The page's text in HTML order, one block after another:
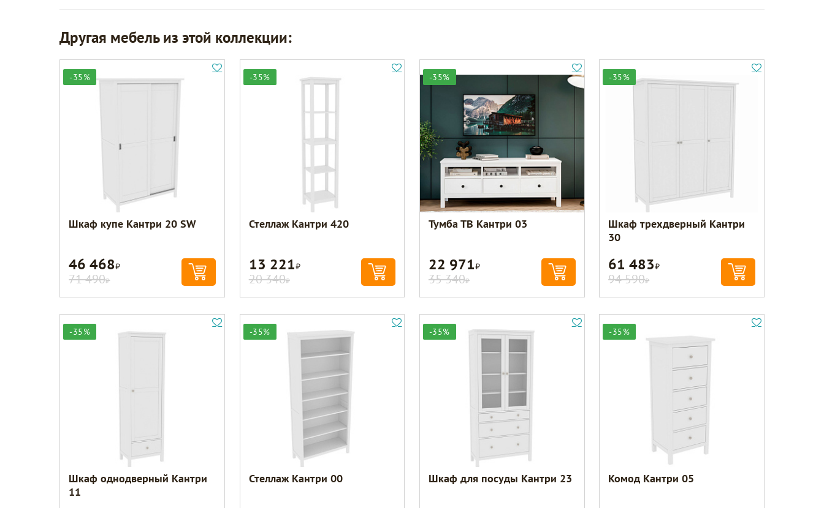
Другая мебель из этой коллекции:
-35%
Шкаф купе Кантри 20 SW
46 468Р
71 490Р
-35%
Стеллаж Кантри 420
13 221Р
20 340Р
-35%
Тумба ТВ Кантри 03
22 971Р
35 340Р
-35%
Шкаф трехдверный Кантри
30
61 483Р
94 590Р
-35%
Шкаф однодверный Кантри
11
-35%
Стеллаж Кантри 00
-35%
Шкаф для посуды Кантри 23
-35%
Комод Кантри 05